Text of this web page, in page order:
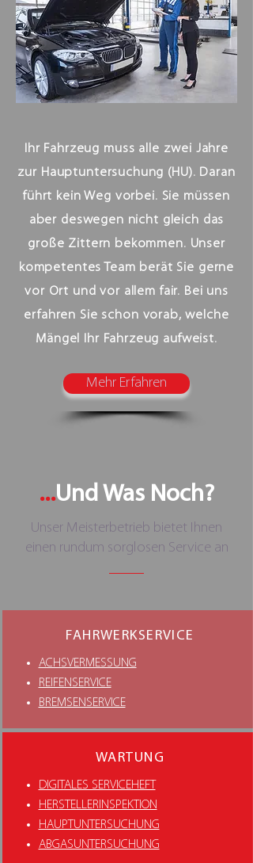
Ihr Fahrzeug muss alle zwei Jahre
zur Hauptuntersuchung (HU). Daran
führt kein Weg vorbei. Sie müssen
aber deswegen nicht gleich das
große Zittern bekommen. Unser
kompetentes Team berät Sie gerne
vor Ort und vor allem fair. Bei uns
erfahren Sie schon vorab, welche
Mängel Ihr Fahrzeug aufweist.
Mehr Erfahren
...Und Was Noch?
Unser Meisterbetrieb bietet Ihnen
einen rundum sorglosen Service an
FAHRWERKSERVICE
ACHSVERMESSUNG
REIFENSERVICE
BREMSENSERVICE
WARTUNG
DIGITALES SERVICEHEFT
HERSTELLERINSPEKTION
HAUPTUNTERSUCHUNG
ABGASUNTERSUCHUNG